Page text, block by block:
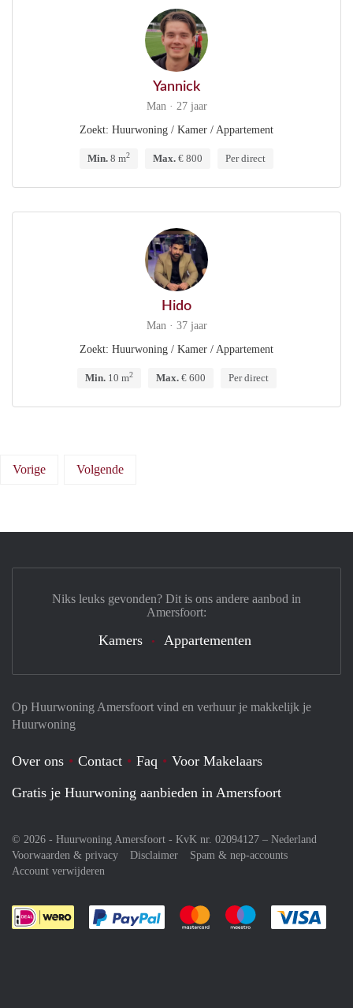
Yannick
Man · 27 jaar
Zoekt: Huurwoning / Kamer / Appartement
Min. 8 m2 Max. € 800 Per direct
Hido
Man · 37 jaar
Zoekt: Huurwoning / Kamer / Appartement
Min.10 m2 Max.€ 600 Per direct
Vorige Volgende
Op Huurwoning Amersfoort vind en verhuur je makkelijk je
Huurwoning
Over ons Contact Faq
Voor Makelaars
Gratis je Huurwoning aanbieden in Amersfoort
© 2026 - Huurwoning Amersfoort - KvK nr. 02094127 – Nederland
Voorwaarden & privacy
Disclaimer
Spam & nep-accounts
Account verwijderen
Je rekent gemakkelijk af met Paypal
Je rekent gemakkelijk af met
Je rekent
Niks leuks gevonden? Dit is ons andere aanbod in
Amersfoort:
Kamers Appartementen